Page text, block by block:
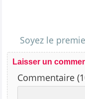
Soyez le
Laisser un
Commentaire